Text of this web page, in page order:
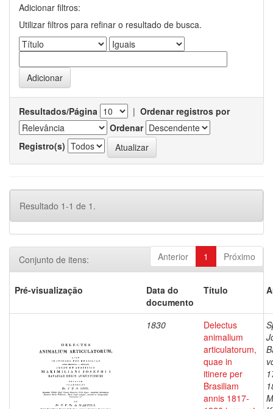
Adicionar filtros:
Utilizar filtros para refinar o resultado de busca.
Resultados/Página | Ordenar registros por
Ordenar
Registro(s)
Resultado 1-1 de 1.
Anterior 1 Próximo
Conjunto de itens:
Pré-visualização
Data do
documento
Título
1830
Delectus
animalium
articulatorum,
quae in
itinere per
Brasiliam
annis 1817-